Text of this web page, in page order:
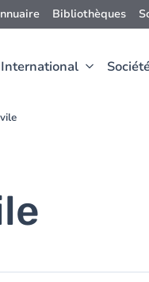
Bibliothèques
International